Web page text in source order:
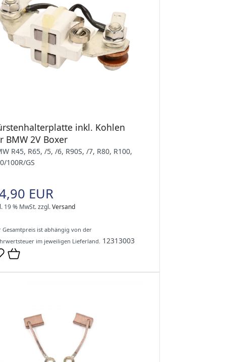
inkl. Kohlen
BMW 2V Boxer
R45, R65, /5, /6, R90S, /7, R80, R100,
100R/GS
EUR
19 % MwSt.zzgl.Versand
Gesamtpreis ist abhängig von der
im jeweiligen Lieferland. 12313003